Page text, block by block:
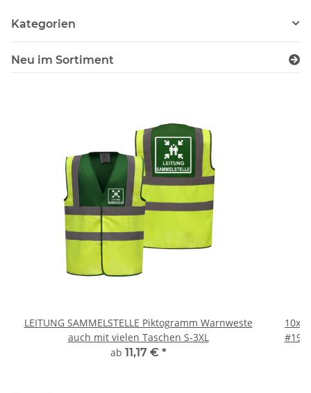
Kategorien
Neu im Sortiment
LEITUNG SAMMELSTELLE Piktogramm Warnweste
auch mit vielen Taschen S-3XL
ab 11,17 € *
10x
#190